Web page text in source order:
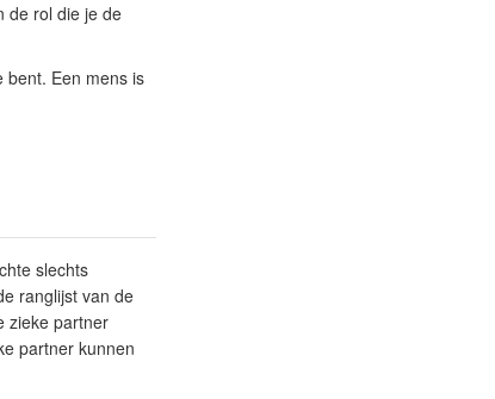
de rol die je de
Een mens is
slechts
ranglijst van de
zieke partner
partner kunnen